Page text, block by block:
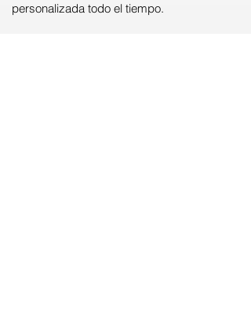
personalizada todo el tiempo.